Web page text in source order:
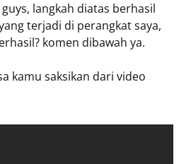
langkah diatas berhasil
terjadi di perangkat saya,
komen dibawah ya.
kamu saksikan dari video